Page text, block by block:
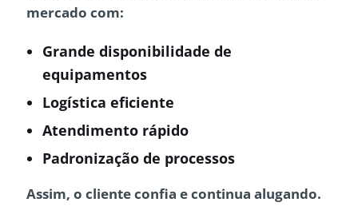
mercado com:
Grande disponibilidade de
equipamentos
Logística eficiente
Atendimento rápido
Padronização de processos
Assim, o cliente confia e continua alugando.